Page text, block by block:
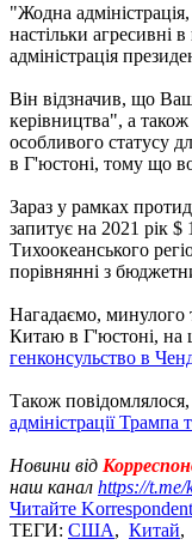
"Жодна
настільки агресивні
адміністрація
Він відзначив, що
керівництва", а
особливого статусу
в Г'юстоні, тому що
Зараз у рамках
запитує на 2021 рік
Тихоокеанського
порівнянні з
Нагадаємо,
Китаю в Г'юстоні, на
генконсульство в
Також
адміністрації
Новини від
наш канал https://t.me/
Читайте
ТЕГИ: США, Китай,